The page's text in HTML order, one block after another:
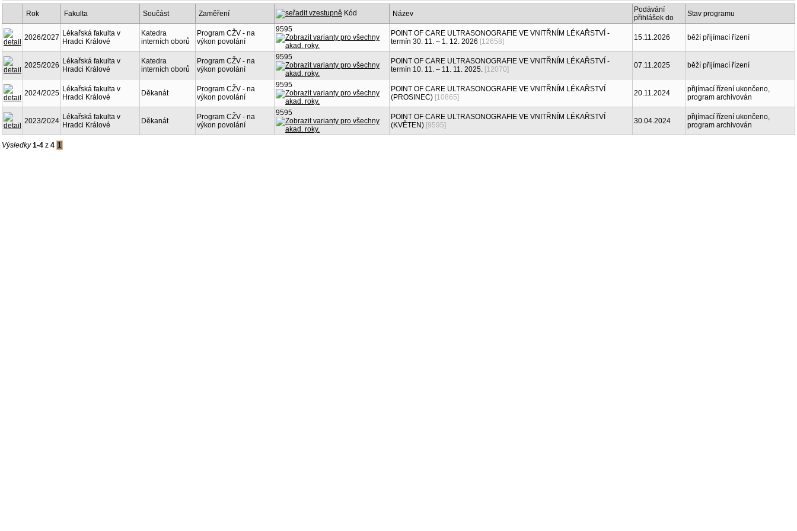
Rok Fakulta Součást Zaměření Kód Název
Podávání
přihlášek do
Stav programu
2026/2027 Lékařská fakulta v
Hradci Králové
Katedra
interních oborů
Program CŽV - na
výkon povolání
9595
POINT OF CARE ULTRASONOGRAFIE VE VNITŘNÍM LÉKAŘSTVÍ -
termín 30. 11. – 1. 12. 2026 [12658] 15.11.2026 běží přijímací řízení
2025/2026 Lékařská fakulta v
Hradci Králové
Katedra
interních oborů
Program CŽV - na
výkon povolání
9595
POINT OF CARE ULTRASONOGRAFIE VE VNITŘNÍM LÉKAŘSTVÍ -
termín 10. 11. – 11. 11. 2025. [12070] 07.11.2025 běží přijímací řízení
2024/2025 Lékařská fakulta v
Hradci Králové
Děkanát
Program CŽV - na
výkon povolání
9595
POINT OF CARE ULTRASONOGRAFIE VE VNITŘNÍM LÉKAŘSTVÍ
(PROSINEC) [10865] 20.11.2024
přijímací řízení ukončeno,
program archivován
2023/2024 Lékařská fakulta v
Hradci Králové
Děkanát
Program CŽV - na
výkon povolání
9595
POINT OF CARE ULTRASONOGRAFIE VE VNITŘNÍM LÉKAŘSTVÍ
(KVĚTEN) [9595] 30.04.2024
přijímací řízení ukončeno,
program archivován
Výsledky1-4 z 4 1